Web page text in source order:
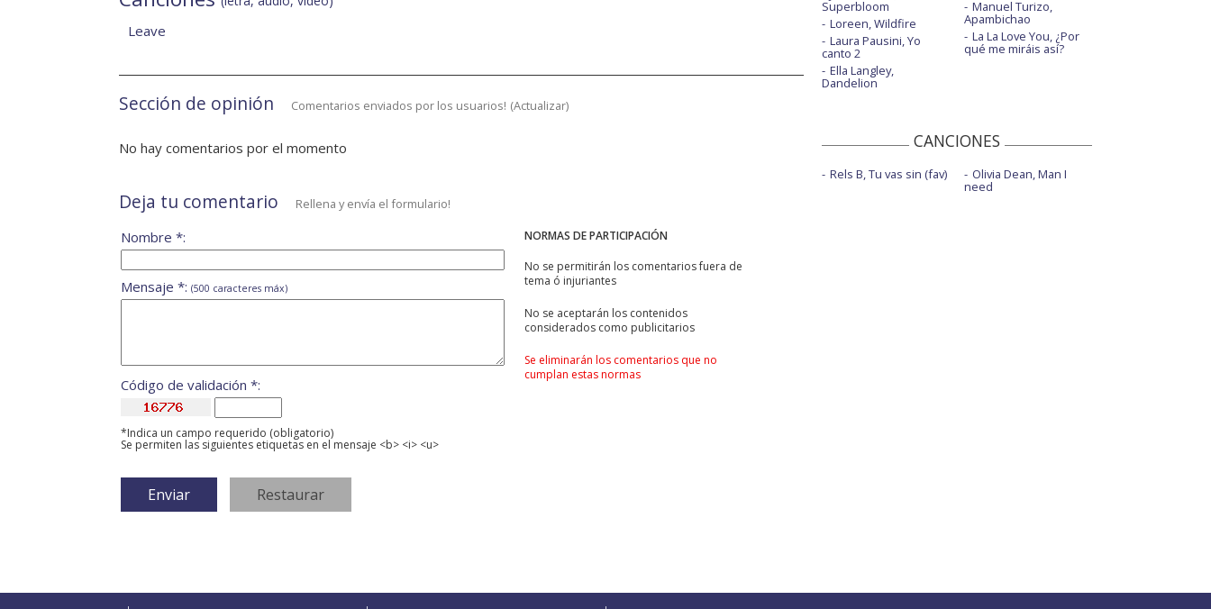
Leave
Sección de opinión Comentarios enviados por los usuarios! (Actualizar)
No hay comentarios por el momento
Deja tu comentario Rellena y envía el formulario!
NORMAS DE PARTICIPACIÓN
No se permitirán los comentarios fuera de
tema ó injuriantes
No se aceptarán los contenidos
considerados como publicitarios
Se eliminarán los comentarios que no
cumplan estas normas
Nombre *:
Mensaje *: (500 caracteres máx)
Código de validación *:
*Indica un campo requerido (obligatorio)
Se permiten las siguientes etiquetas en el mensaje <b> <i> <u>
Superbloom
Loreen, Wildfire
Laura Pausini, Yo
canto 2
Ella Langley,
Dandelion
Manuel Turizo,
Apambichao
La La Love You, ¿Por
qué me miráis así?
CANCIONES
Rels B, Tu vas sin (fav) Olivia Dean, Man I
need